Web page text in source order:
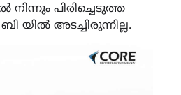
പിരിച്ചെടുത്ത
യിൽ അടച്ചിരുന്നില്ല.